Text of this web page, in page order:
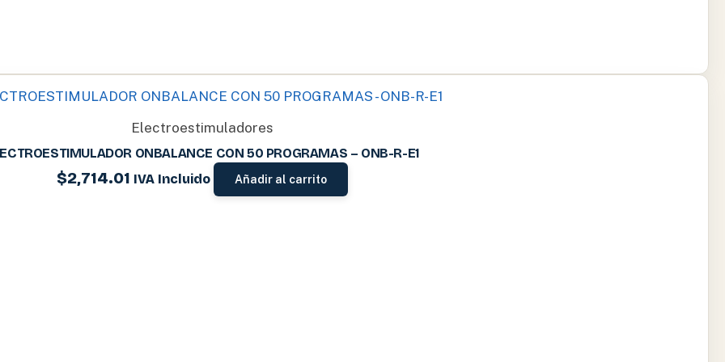
Electroestimuladores
ONBALANCE CON 50 PROGRAMAS – ONB-R-E1
$2,714.01 IVA Incluido Añadir al carrito